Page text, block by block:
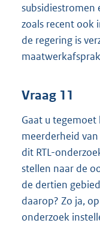
subsidiestromen
zoals recent ook
de regering is
Vraag 11
Gaat u
meerderheid
dit RTL-
stellen naar de
de dertien
daarop? Zo ja,
onderzoek